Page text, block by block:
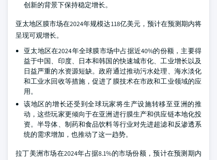
创新的背景下保持稳定增长。
亚太地区膜市场在2024年规模达118亿美元，预计在预测期内将
呈现可观增长。
亚太地区在2024年全球膜市场中占据近40%的份额，主要得
益于中国、印度、日本和韩国的快速城市化、工业增长以及
日益严重的水资源短缺。政府通过推动污水处理、海水淡化
和工业水回收等措施，促进了膜技术在市政和工业领域的应
用。
该地区的增长还受到全球玩家将生产设施转移至亚洲的推
动，这些玩家更倾向于在亚洲进行膜生产和供应链本地化投
资。半导体、制药和食品饮料等行业对先进超滤和反渗透系
统的需求增加，也推动了这一趋势。
拉丁美洲市场在2024年占据8.1%的市场份额，预计在预测期内